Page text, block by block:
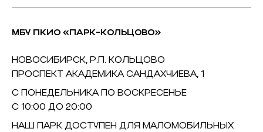
МБУ ПКИО «ПАРК-КОЛЬЦОВО»
НОВОСИБИРСК, Р.П. КОЛЬЦОВО
ПРОСПЕКТ АКАДЕМИКА САНДАХЧИЕВА, 1
С ПОНЕДЕЛЬНИКА ПО ВОСКРЕСЕНЬЕ
С 10:00 ДО 20:00
НАШ ПАРК ДОСТУПЕН ДЛЯ МАЛОМОБИЛЬНЫХ